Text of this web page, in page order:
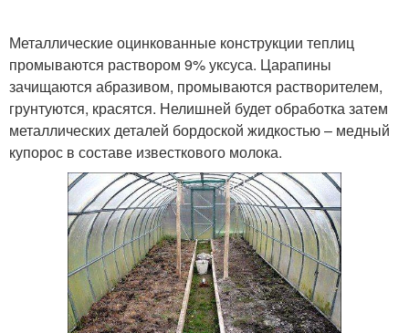
Металлические оцинкованные конструкции теплиц
промываются раствором 9% уксуса. Царапины
зачищаются абразивом, промываются растворителем,
грунтуются, красятся. Нелишней будет обработка затем
металлических деталей бордоской жидкостью – медный
купорос в составе известкового молока.